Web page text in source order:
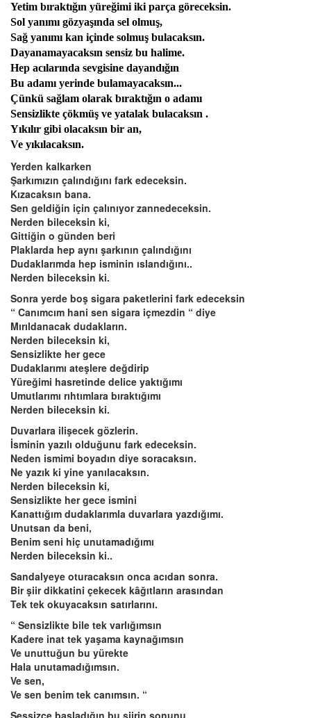
Yetim bıraktığın yüreğimi iki parça göreceksin.
Sol yanımı gözyaşında sel olmuş,
Sağ yanımı kan içinde solmuş bulacaksın.
Dayanamayacaksın sensiz bu halime.
Hep acılarında sevgisine dayandığın
Bu adamı yerinde bulamayacaksın...
Çünkü sağlam olarak bıraktığın o adamı
Sensizlikte çökmüş ve yatalak bulacaksın .
Yıkılır gibi olacaksın bir an,
Ve yıkılacaksın.
Yerden kalkarken
Şarkımızın çalındığını fark edeceksin.
Kızacaksın bana.
Sen geldiğin için çalınıyor zannedeceksin.
Nerden bileceksin ki,
Gittiğin o günden beri
Plaklarda hep aynı şarkının çalındığını
Dudaklarımda hep isminin ıslandığını..
Nerden bileceksin ki.
Sonra yerde boş sigara paketlerini fark edeceksin
“ Canımcım hani sen sigara içmezdin “ diye
Mırıldanacak dudakların.
Nerden bileceksin ki,
Sensizlikte her gece
Dudaklarımı ateşlere değdirip
Yüreğimi hasretinde delice yaktığımı
Umutlarımı rıhtımlara bıraktığımı
Nerden bileceksin ki.
Duvarlara ilişecek gözlerin.
İsminin yazılı olduğunu fark edeceksin.
Neden ismimi boyadın diye soracaksın.
Ne yazık ki yine yanılacaksın.
Nerden bileceksin ki,
Sensizlikte her gece ismini
Kanattığım dudaklarımla duvarlara yazdığımı.
Unutsan da beni,
Benim seni hiç unutamadığımı
Nerden bileceksin ki..
Sandalyeye oturacaksın onca acıdan sonra.
Bir şiir dikkatini çekecek kâğıtların arasından
Tek tek okuyacaksın satırlarını.
“ Sensizlikte bile tek varlığımsın
Kadere inat tek yaşama kaynağımsın
Ve unuttuğun bu yürekte
Hala unutamadığımsın.
Ve sen,
Ve sen benim tek canımsın. “
Sessizce başladığın bu şiirin sonunu